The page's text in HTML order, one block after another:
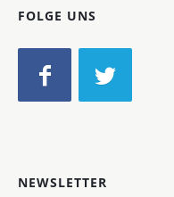
FOLGE UNS
NEWSLETTER